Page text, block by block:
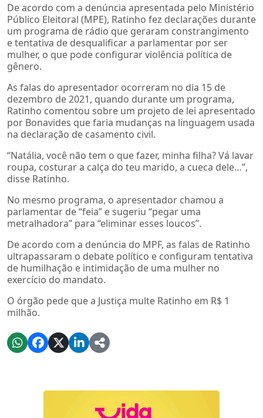
De acordo com a denúncia apresentada pelo Ministério
Público Eleitoral (MPE), Ratinho fez declarações durante
um programa de rádio que geraram constrangimento
e tentativa de desqualificar a parlamentar por ser
mulher, o que pode configurar violência política de
gênero.
As falas do apresentador ocorreram no dia 15 de
dezembro de 2021, quando durante um programa,
Ratinho comentou sobre um projeto de lei apresentado
por Bonavides que faria mudanças na linguagem usada
na declaração de casamento civil.
“Natália, você não tem o que fazer, minha filha? Vá lavar
roupa, costurar a calça do teu marido, a cueca dele…”,
disse Ratinho.
No mesmo programa, o apresentador chamou a
parlamentar de “feia” e sugeriu “pegar uma
metralhadora” para “eliminar esses loucos”.
De acordo com a denúncia do MPF, as falas de Ratinho
ultrapassaram o debate político e configuram tentativa
de humilhação e intimidação de uma mulher no
exercício do mandato.
O órgão pede que a Justiça multe Ratinho em R$ 1
milhão.